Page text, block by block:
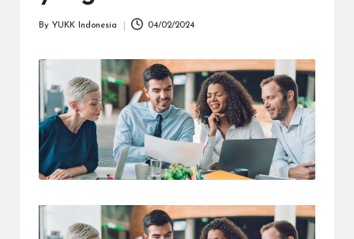
dapat
menerima
metode
mengirim
dana
berbagai
tujuan
lebih
By YUKK Indonesia 04/02/2024